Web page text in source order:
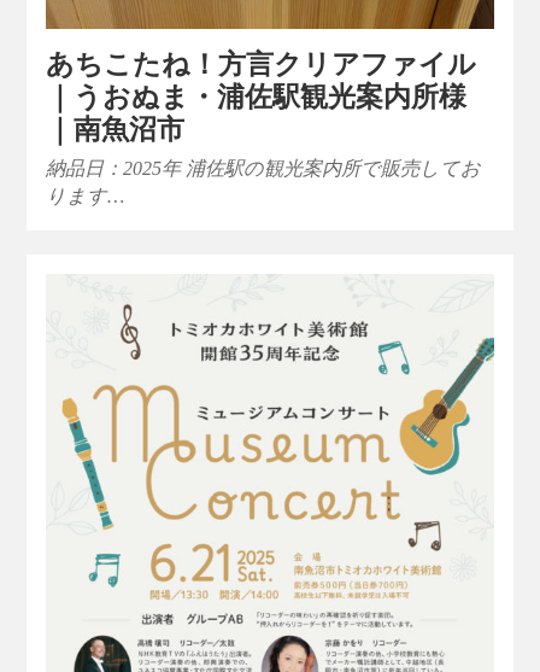
あちこたね！方言クリアファイル
｜うおぬま・浦佐駅観光案内所様
｜南魚沼市
納品日：2025年 浦佐駅の観光案内所で販売してお
ります…